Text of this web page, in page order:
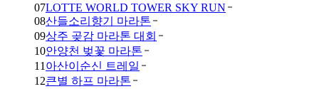
07LOTTE WORLD TOWER SKY RUN
08산들소리향기 마라톤
09상주 곶감 마라톤 대회
10안양천 벚꽃 마라톤
11 아산이순신 트레일
12큰별 하프 마라톤